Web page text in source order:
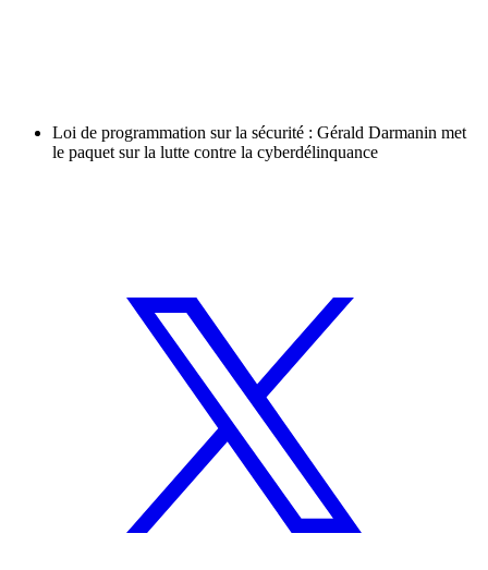
Loi de programmation sur la sécurité : Gérald Darmanin met
le paquet sur la lutte contre la cyberdélinquance